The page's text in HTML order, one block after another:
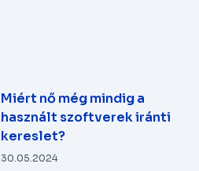
Miért nő még mindig a
használt szoftverek iránti
kereslet?
30.05.2024